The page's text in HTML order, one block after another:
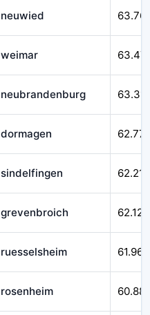
neuwied
weimar
neubrandenburg 63.311
dormagen
sindelfingen 62.215
grevenbroich 62.124
ruesselsheim 61.967
rosenheim